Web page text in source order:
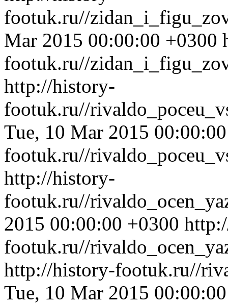
footuk.ru//
Mar 2015 00:00:00 +0300
footuk.ru//
http://history-
footuk.ru//
Tue, 10 Mar 2015
footuk.ru//
http://history-
footuk.ru//
2015 00:00:00 +0300
footuk.ru//
http://history-footuk.ru//
Tue, 10 Mar 2015